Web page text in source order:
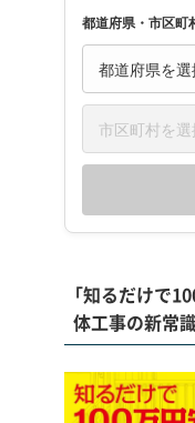
都道府県・市区町
「知るだけで
体工事の新常識